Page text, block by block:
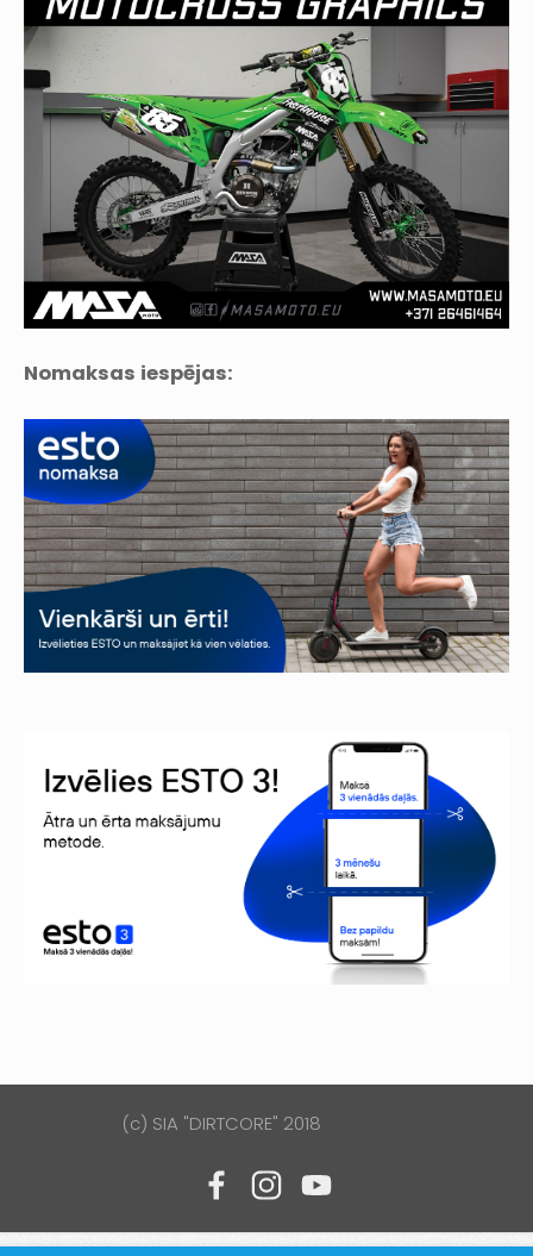
Nomaksas iespējas:
(c) SIA "DIRTCORE" 2018